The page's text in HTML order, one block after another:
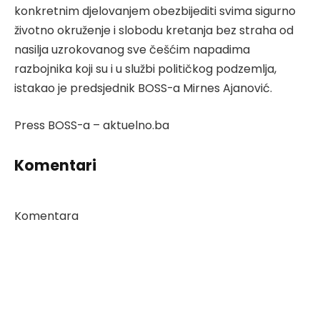
konkretnim djelovanjem obezbijediti svima sigurno
životno okruženje i slobodu kretanja bez straha od
nasilja uzrokovanog sve češćim napadima
razbojnika koji su i u službi političkog podzemlja,
istakao je predsjednik BOSS-a Mirnes Ajanović.
Press BOSS-a – aktuelno.ba
Komentari
Komentara